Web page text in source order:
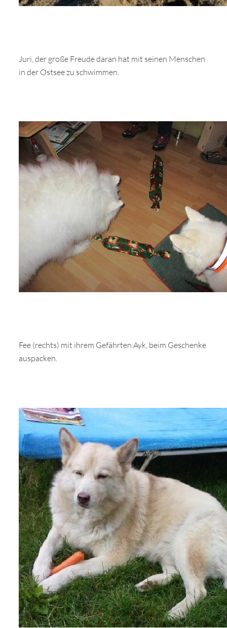
Juri, der große Freude daran hat mit seinen Menschen
in der Ostsee zu schwimmen.
Fee (rechts) mit ihrem Gefährten Ayk, beim Geschenke
auspacken.